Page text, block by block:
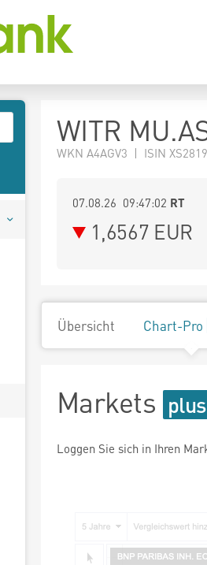
WITR
WKN A4AGV3 | ISIN
07.08.26 09:47:02 RT
1,6567 EUR
Übersicht Chart-Pro
Markets
Loggen Sie sich in Ihren